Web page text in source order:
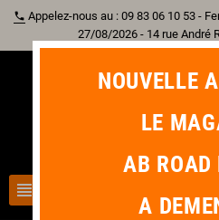
phone Appelez-nous au : 09 83 06 10 53 -
27/08/2026 - 14 rue André
view_headline
NOUVELLE
LE
AB ROAD
A